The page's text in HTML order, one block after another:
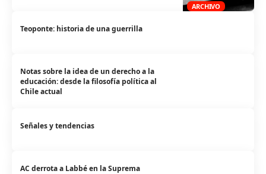
ARCHIVO
Teoponte: historia de una guerrilla
Notas sobre la idea de un derecho a la
educación: desde la filosofía política al
Chile actual
Señales y tendencias
AC derrota a Labbé en la Suprema